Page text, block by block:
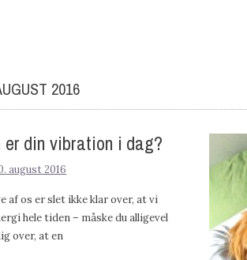
2016
er din vibration i dag?
august 2016
af os er slet ikke klar over, at vi
hele tiden – måske du alligevel
over, at en